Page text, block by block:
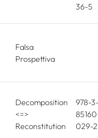
36-5
Falsa
Prospettiva
Decomposition
<=>
Reconstitution
978-
029-2